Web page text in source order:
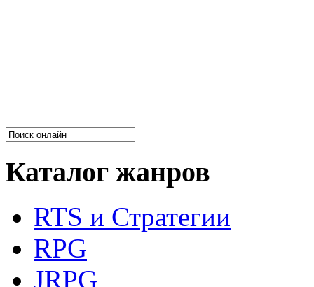
Каталог жанров
RTS и Стратегии
RPG
JRPG